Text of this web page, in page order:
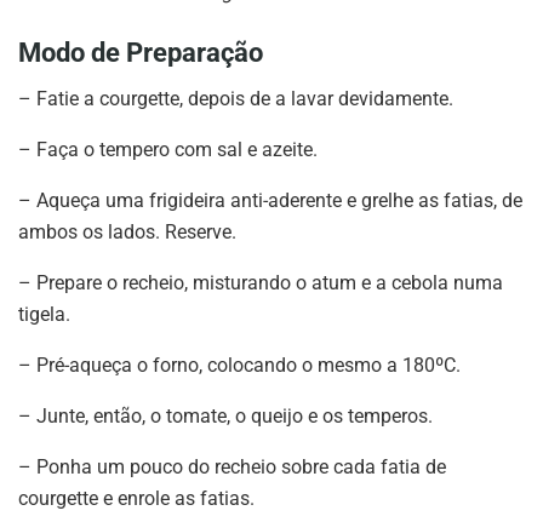
Modo de Preparação
– Fatie a courgette, depois de a lavar devidamente.
– Faça o tempero com sal e azeite.
– Aqueça uma frigideira anti-aderente e grelhe as fatias, de
ambos os lados. Reserve.
– Prepare o recheio, misturando o atum e a cebola numa
tigela.
– Pré-aqueça o forno, colocando o mesmo a 180ºC.
– Junte, então, o tomate, o queijo e os temperos.
– Ponha um pouco do recheio sobre cada fatia de
courgette e enrole as fatias.